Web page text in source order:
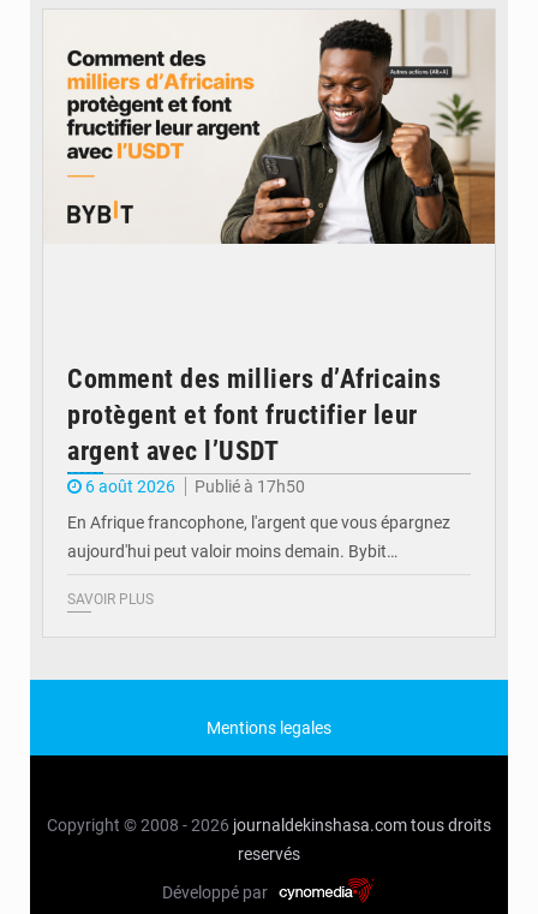
Comment des milliers d’Africains
protègent et font fructifier leur
argent avec l’USDT
6 août 2026
Publié à 17h50
En Afrique francophone, l'argent que vous épargnez
aujourd'hui peut valoir moins demain. Bybit…
SAVOIR PLUS
Mentions legales
Copyright © 2008 - 2026 journaldekinshasa.comtous droits
reservés
Développé par